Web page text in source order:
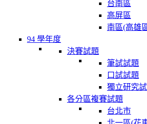
台南區
高屏區
南區(高雄
94 學年度
決賽試題
筆試試題
口試試題
獨立研究
各分區複賽試題
台北市